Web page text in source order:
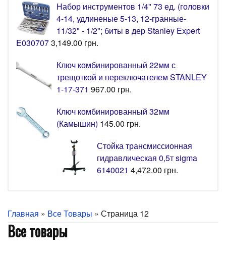
Набор инструментов 1/4" 73 ед. (головки
4-14, удлиненые 5-13, 12-гранные-
11/32" - 1/2"; биты в дер Stanley Expert
E0307073,149.00 грн.
Ключ комбинированный 22мм с
трещоткой и переключателем STANLEY
1-17-371 967.00 грн.
Ключ комбинированный 32мм
(Камышин) 145.00 грн.
Стойка трансмиссионная
гидравлическая 0,5т sigma
6140021 4,472.00 грн.
Главная » Все Товары » Страница 12
Все товары